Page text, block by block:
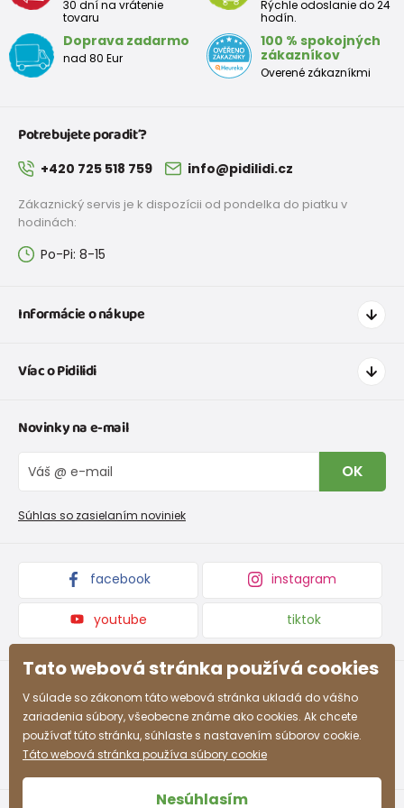
Veľkostná tabuľka:
Topánky pre prvé krôčiky
EU
18 19
Rozmer
Topánky pre predškoláka
EU
26 27 33
v mm
170 213
Topánky pre školáka (teenager)
Veľkosť
EU
35 36 37 38 39 40 42
30 dní na vrátenie
tovaru
Rýchle odoslanie do 24
hodín.
Doprava zadarmo
nad 80 Eur
100 % spokojných
zákazníkov
Overené zákazníkmi
Potrebujete poradiť?
+420 725 518 759 info@pidilidi.cz
Zákaznický servis je k dispozícii od pondelka do piatku v
hodinách:
Po-Pi: 8-15
Informácie o nákupe
Doprava a platba
Tabuľka veľkostí obuvi
Vrátenie tovaru a reklamacie
Reklamačný poriadok
Víac o Pidilidi
O nás
Blog
Veľkoobchod PiDiLiDi
Kolekcie tovaru
Novinky na e-mail
OK
Súhlas so zasielaním noviniek
facebook instagram
youtube tiktok
Tato webová stránka používá cookies
V súlade so zákonom táto webová stránka ukladá do vášho
zariadenia súbory, všeobecne známe ako cookies. Ak chcete
používať túto stránku, súhlaste s nastavením súborov cookie.
Táto webová stránka používa súbory cookie
Nesúhlasím